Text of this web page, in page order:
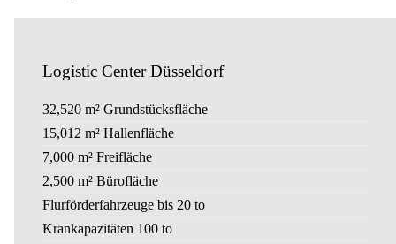
Logistic Center Düsseldorf
32,520 m² Grundstücksfläche
15,012 m² Hallenfläche
7,000 m² Freifläche
2,500 m² Bürofläche
Flurförderfahrzeuge bis 20 to
Krankapazitäten 100 to